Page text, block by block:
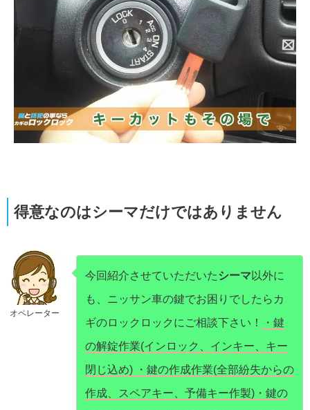
得意なのはシーマだけではありません
オペレーター
今回紹介させていただいたシーマ 以外に
も、ニッサン車の鍵でお困りでしたらカ
ギのロックロックにご相談下さい！
・鍵
の解錠作業(インロック、インキー、キー
閉じ込め) ・鍵の作成作業(全部紛失からの
作成、スペアキー、予備キー作製)・鍵の